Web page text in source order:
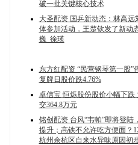
破一批关键核心技术
大圣配资 国乒新动态：林高远
体参加活动，王楚钦发了新动
巍_徐瑛
东方红配资 “民营钢琴第一股”
复牌日股价跌4.76%
卓信宝 恒烁股份股价小幅下跌
交364.8万元
铭创配资 台风“韦帕”即将登陆
提升；高铁不允许吃方便面？
杭州余杭区自来水异味原因初